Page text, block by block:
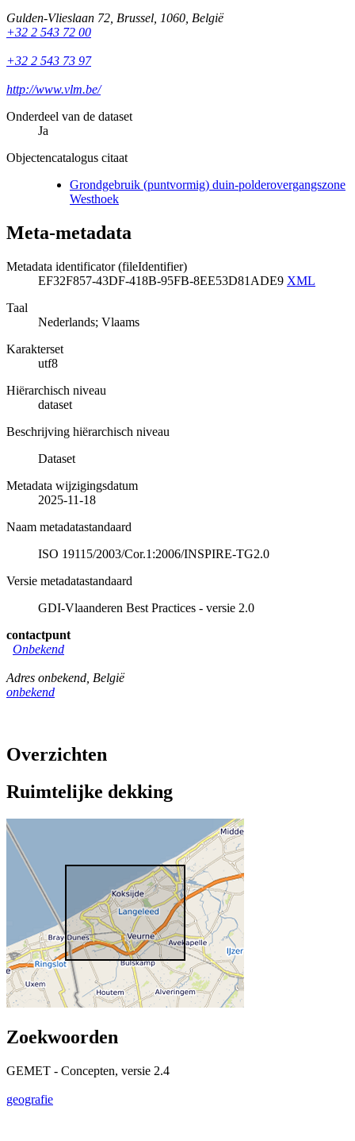
Gulden-Vlieslaan 72, Brussel, 1060, België
+32 2 543 72 00
+32 2 543 73 97
http://www.vlm.be/
Onderdeel van de dataset
Ja
Objectencatalogus citaat
Grondgebruik (puntvormig) duin-polderovergangszone
Westhoek
Meta-metadata
Metadata identificator (fileIdentifier)
EF32F857-43DF-418B-95FB-8EE53D81ADE9 XML
Taal
Nederlands; Vlaams
Karakterset
utf8
Hiërarchisch niveau
dataset
Beschrijving hiërarchisch niveau
Dataset
Metadata wijzigingsdatum
2025-11-18
Naam metadatastandaard
ISO 19115/2003/Cor.1:2006/INSPIRE-TG2.0
Versie metadatastandaard
GDI-Vlaanderen Best Practices - versie 2.0
contactpunt
Onbekend
Adres onbekend België
onbekend
Overzichten
Ruimtelijke dekking
Zoekwoorden
GEMET - Concepten, versie 2.4
geografie